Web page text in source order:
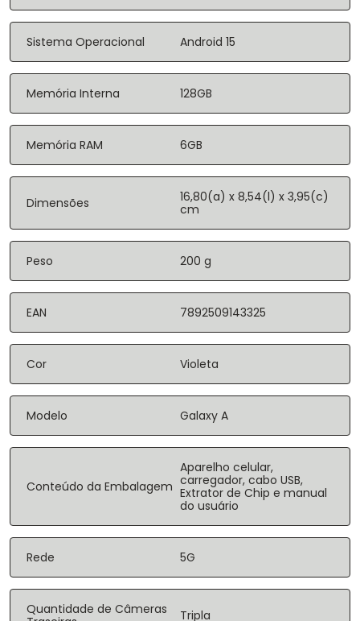
Sistema Operacional Android 15
Memória Interna 128GB
Memória RAM 6GB
Dimensões
16,80(a) x 8,54(l) x 3,95(c)
cm
Peso 200 g
EAN 7892509143325
Cor Violeta
Modelo Galaxy A
Conteúdo da Embalagem
Aparelho celular,
carregador, cabo USB,
Extrator de Chip e manual
do usuário
Rede 5G
Quantidade de Câmeras
Tripla